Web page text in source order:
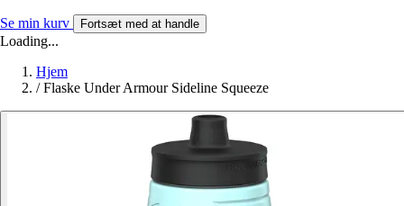
Se min kurv Fortsæt med at handle
Loading...
Hjem
/ Flaske Under Armour Sideline Squeeze